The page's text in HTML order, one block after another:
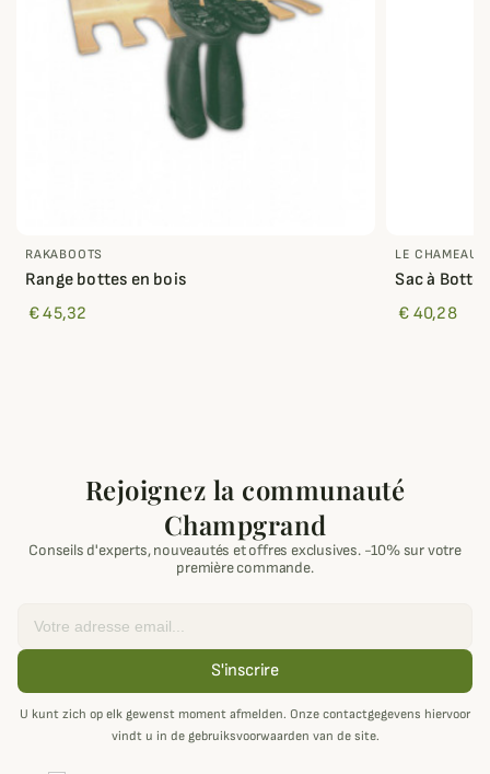
RAKABOOTS
Range bottes en bois
€ 45,32
LE CHAMEAU
Sac à
€ 40,28
Rejoignez la communauté
Champgrand
Conseils d'experts, nouveautés et offres exclusives. -10% sur votre
première commande.
S'inscrire
U kunt zich op elk gewenst moment afmelden. Onze contactgegevens hiervoor
vindt u in de gebruiksvoorwaarden van de site.